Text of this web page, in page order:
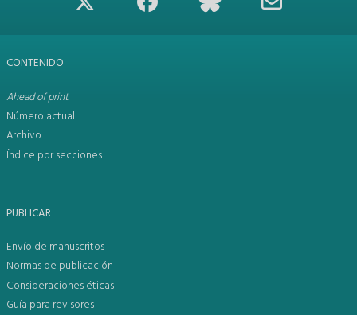
CONTENIDO
Ahead of print
Número actual
Archivo
Índice por secciones
PUBLICAR
Envío de manuscritos
Normas de publicación
Consideraciones éticas
Guía para revisores